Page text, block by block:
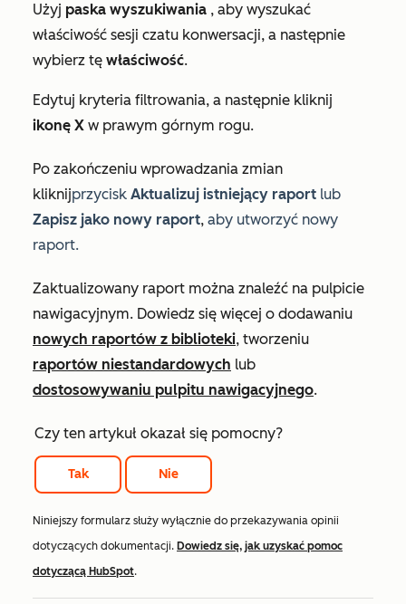
Użyj paska wyszukiwania , aby wyszukać
właściwość sesji czatu konwersacji, a następnie
wybierz tę właściwość.
Edytuj kryteria filtrowania, a następnie kliknij
ikonę X w prawym górnym rogu.
Po zakończeniu wprowadzania zmian
kliknijprzycisk Aktualizuj istniejący raport lub
Zapisz jako nowy raport, aby utworzyć nowy
raport.
Zaktualizowany raport można znaleźć na pulpicie
nawigacyjnym. Dowiedz się więcej o dodawaniu
nowych raportów z biblioteki, tworzeniu
raportów niestandardowych lub
dostosowywaniu pulpitu nawigacyjnego.
Czy ten artykuł okazał się pomocny?
Tak Nie
Niniejszy formularz służy wyłącznie do przekazywania opinii
dotyczących dokumentacji. Dowiedz się, jak uzyskać pomoc
dotyczącą HubSpot.